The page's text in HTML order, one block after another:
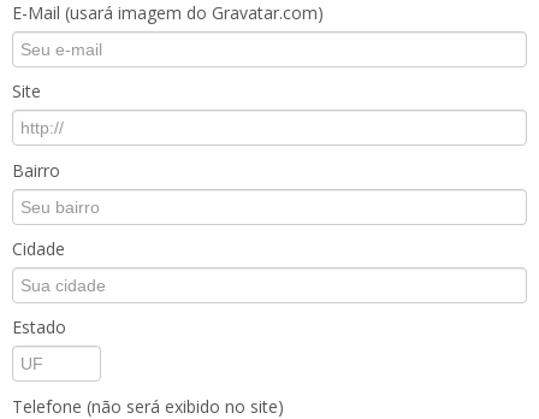
E-Mail (usará imagem do Gravatar.com)
Site
Bairro
Cidade
Estado
Telefone (não será exibido no site)